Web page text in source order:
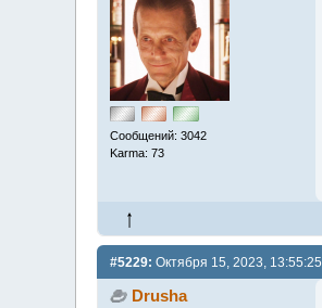
Сообщений: 3042
Karma: 73
#5229: Октября 15, 2023, 13:55:25
Drusha